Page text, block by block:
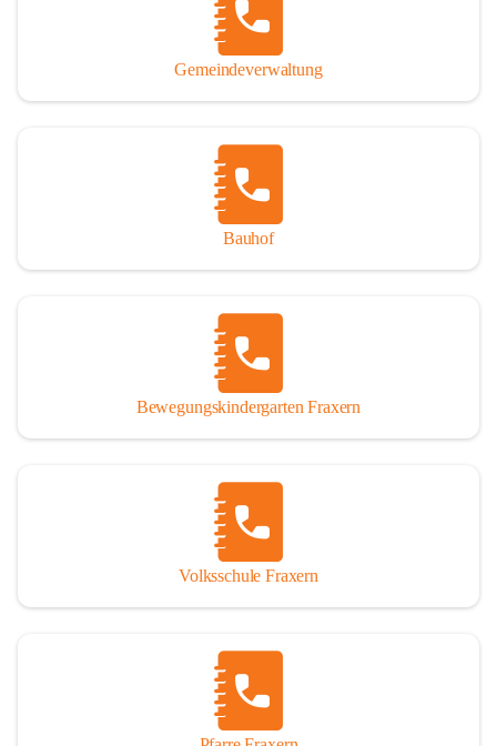
Gemeindeverwaltung
Bauhof
Bewegungskindergarten Fraxern
Volksschule Fraxern